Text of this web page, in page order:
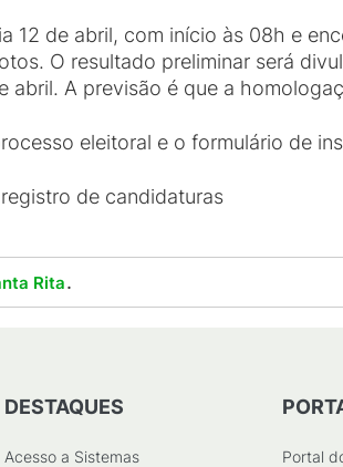
12 de abril, com início às 08h e
O resultado preliminar será
abril. A previsão é que a
eleitoral e o formulário de
de candidaturas
Rita.
DESTAQUES
Acesso a Sistemas
Portal